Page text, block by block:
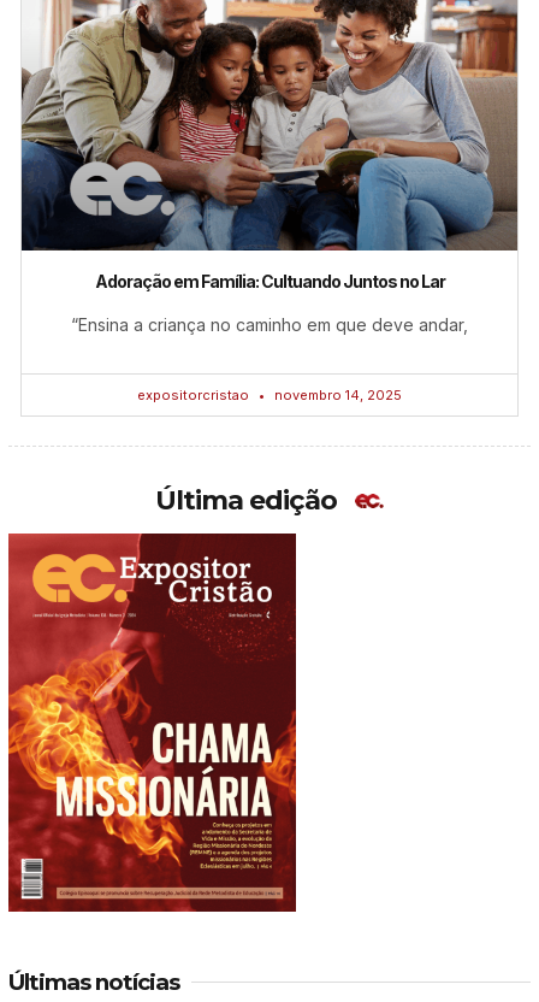
Adoração em Família: Cultuando Juntos no Lar
“Ensina a criança no caminho em que deve andar,
expositorcristao novembro 14, 2025
Última edição
Últimas notícias